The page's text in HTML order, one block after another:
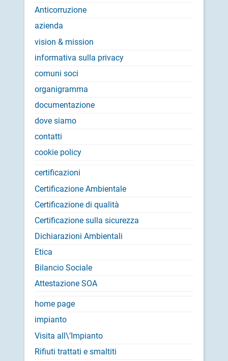
Anticorruzione
azienda
vision & mission
informativa sulla privacy
comuni soci
organigramma
documentazione
dove siamo
contatti
cookie policy
certificazioni
Certificazione Ambientale
Certificazione di qualità
Certificazione sulla sicurezza
Dichiarazioni Ambientali
Etica
Bilancio Sociale
Attestazione SOA
home page
impianto
Visita all\’Impianto
Rifiuti trattati e smaltiti